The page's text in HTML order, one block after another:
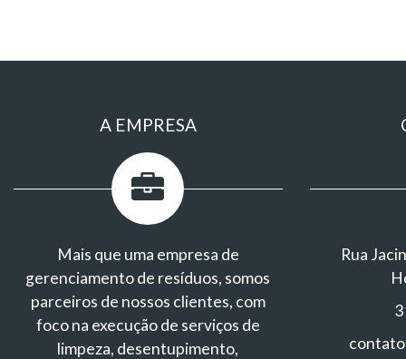
A EMPRESA
Mais que uma empresa de
gerenciamento de resíduos, somos
parceiros de nossos clientes, com
foco na execução de serviços de
limpeza, desentupimento,
Rua